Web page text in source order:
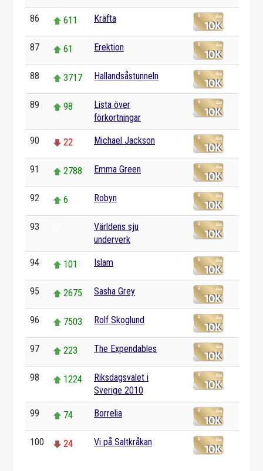
86 611 Kräfta
87 61 Erektion
88 3717 Hallandsåstunneln
89 98
Lista över
förkortningar
90 22 Michael Jackson
91 2788 Emma Green
92 6 Robyn
93
Världens sju
underverk
94 101 Islam
95 2675 Sasha Grey
96 7503 Rolf Skoglund
97 223 The Expendables
98 1224
Riksdagsvalet i
Sverige 2010
99 74 Borrelia
100 24 Vi på Saltkråkan